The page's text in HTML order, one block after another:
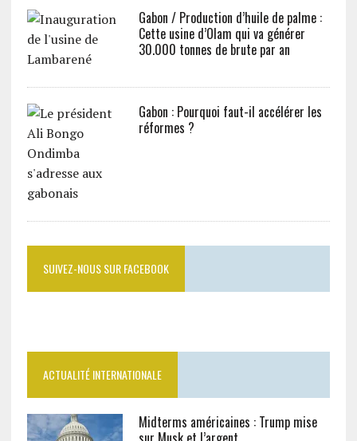
Gabon / Production d’huile de palme :
Cette usine d’Olam qui va générer
30.000 tonnes de brute par an
Gabon : Pourquoi faut-il accélérer les
réformes ?
SUIVEZ-NOUS SUR FACEBOOK
ACTUALITÉ INTERNATIONALE
Midterms américaines : Trump mise